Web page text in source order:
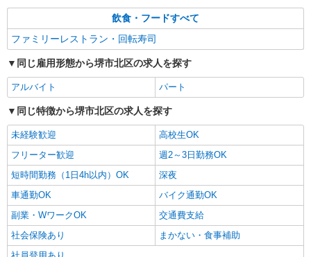
飲食・フードすべて
ファミリーレストラン・回転寿司
同じ雇用形態から堺市北区の求人を探す
アルバイト パート
同じ特徴から堺市北区の求人を探す
未経験歓迎
高校生OK
フリーター歓迎
週2～3日勤務OK
短時間勤務（1日4h以内）OK
深夜
車通勤OK
バイク通勤OK
副業・WワークOK
交通費支給
社会保険あり
まかない・食事補助